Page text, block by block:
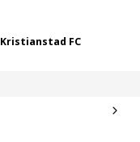
Kristianstad FC